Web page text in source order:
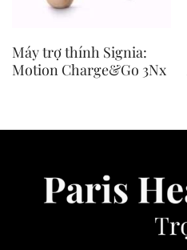
Máy trợ thính Signia:
Motion Charge&Go 3Nx